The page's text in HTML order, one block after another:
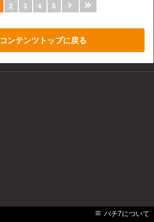
2 3 4 5
コンテンツトップに戻る
パチ7について